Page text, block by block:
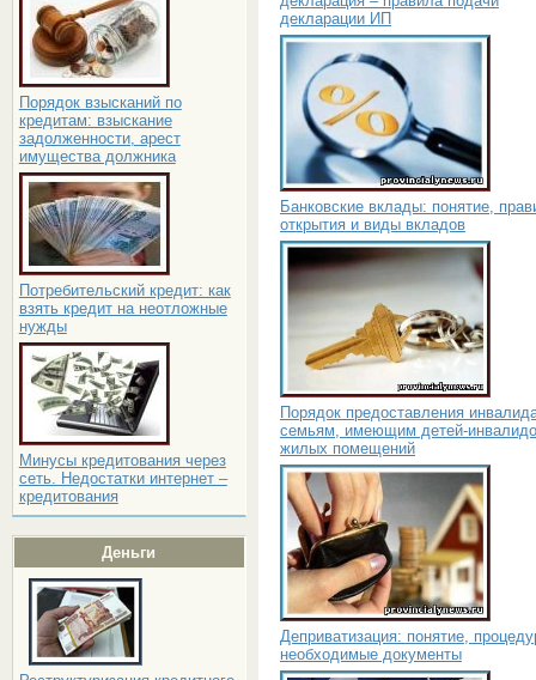
Порядок взысканий по
кредитам: взыскание
задолженности, арест
имущества должника
Потребительский кредит: как
взять кредит на неотложные
нужды
Минусы кредитования через
сеть. Недостатки интернет –
кредитования
Деньги
декларации ИП
Банковские вклады: понятие,
открытия и виды вкладов
Порядок предоставления
семьям, имеющим детей-
жилых помещений
Деприватизация: понятие,
необходимые документы